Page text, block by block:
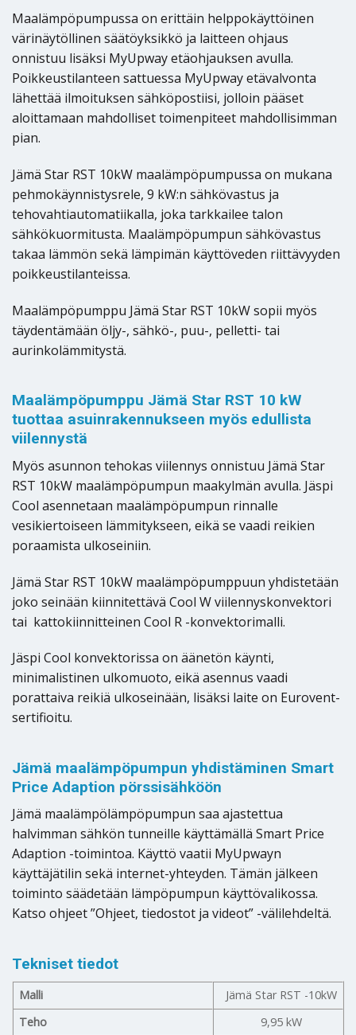
Maalämpöpumpussa on erittäin helppokäyttöinen
värinäytöllinen säätöyksikkö ja laitteen ohjaus
onnistuu lisäksi MyUpway etäohjauksen avulla.
Poikkeustilanteen sattuessa MyUpway etävalvonta
lähettää ilmoituksen sähköpostiisi, jolloin pääset
aloittamaan mahdolliset toimenpiteet mahdollisimman
pian.
Jämä Star RST 10kW maalämpöpumpussa on mukana
pehmokäynnistysrele, 9 kW:n sähkövastus ja
tehovahtiautomatiikalla, joka tarkkailee talon
sähkökuormitusta. Maalämpöpumpun sähkövastus
takaa lämmön sekä lämpimän käyttöveden riittävyyden
poikkeustilanteissa.
Maalämpöpumppu Jämä Star RST 10kW sopii myös
täydentämään öljy-, sähkö-, puu-, pelletti- tai
aurinkolämmitystä.
Maalämpöpumppu Jämä Star RST 10 kW
tuottaa asuinrakennukseen myös edullista
viilennystä
Myös asunnon tehokas viilennys onnistuu Jämä Star
RST 10kW maalämpöpumpun maakylmän avulla. Jäspi
Cool asennetaan maalämpöpumpun rinnalle
vesikiertoiseen lämmitykseen, eikä se vaadi reikien
poraamista ulkoseiniin.
Jämä Star RST 10kW maalämpöpumppuun yhdistetään
joko seinään kiinnitettävä Cool W viilennyskonvektori
tai kattokiinnitteinen Cool R -konvektorimalli.
Jäspi Cool konvektorissa on äänetön käynti,
minimalistinen ulkomuoto, eikä asennus vaadi
porattaiva reikiä ulkoseinään, lisäksi laite on Eurovent-
sertifioitu.
Jämä maalämpöpumpun yhdistäminen Smart
Price Adaption pörssisähköön
Jämä maalämpölämpöpumpun saa ajastettua
halvimman sähkön tunneille käyttämällä Smart Price
Adaption -toimintoa. Käyttö vaatii MyUpwayn
käyttäjätilin sekä internet-yhteyden. Tämän jälkeen
toiminto säädetään lämpöpumpun käyttövalikossa.
Katso ohjeet ”Ohjeet, tiedostot ja videot” -välilehdeltä.
Tekniset tiedot
Malli
Jämä Star RST -10kW
Teho
9,95 kW